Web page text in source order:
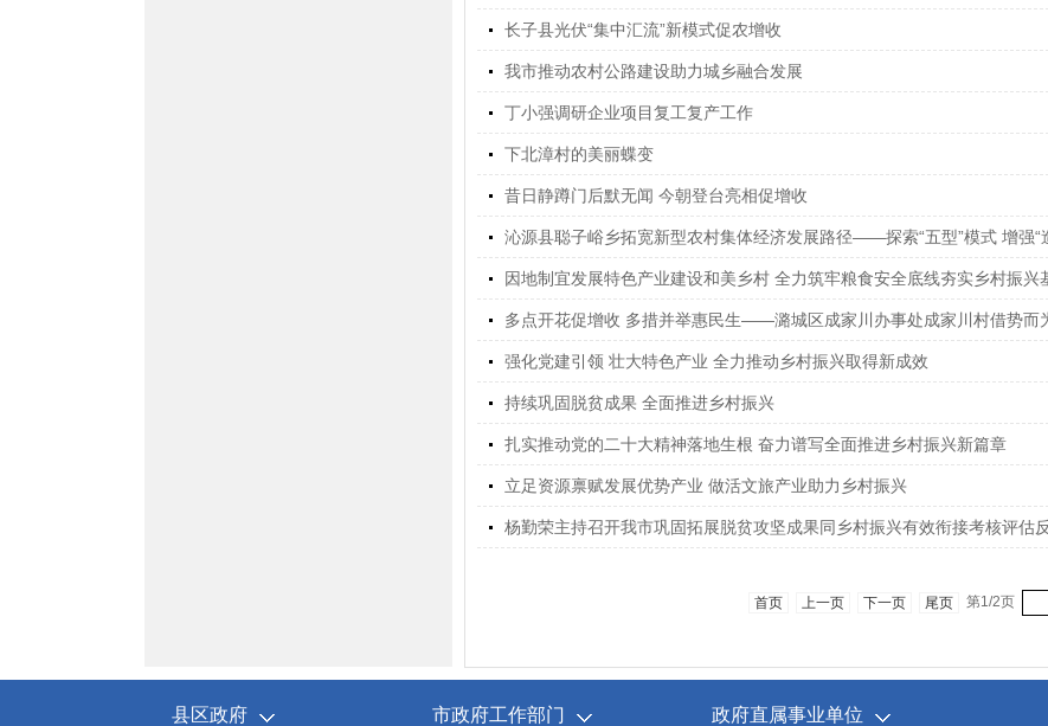
长子县光伏“集中汇流”新模式促农增收
我市推动农村公路建设助力城乡融合发展
丁小强调研企业项目复工复产工作
下北漳村的美丽蝶变
昔日静蹲门后默无闻 今朝登台亮相促增收
沁源县聪子峪乡拓宽新型农村集体经济发展路径——探索“五型”模式 增强“
因地制宜发展特色产业建设和美乡村 全力筑牢粮食安全底线夯实乡村振兴
多点开花促增收 多措并举惠民生——潞城区成家川办事处成家川村借势而
强化党建引领 壮大特色产业 全力推动乡村振兴取得新成效
持续巩固脱贫成果 全面推进乡村振兴
扎实推动党的二十大精神落地生根 奋力谱写全面推进乡村振兴新篇章
立足资源禀赋发展优势产业 做活文旅产业助力乡村振兴
杨勤荣主持召开我市巩固拓展脱贫攻坚成果同乡村振兴有效衔接考核评估
首页 上一页 下一页 尾页 第1/2页
县区政府 市政府工作部门 政府直属事业单位